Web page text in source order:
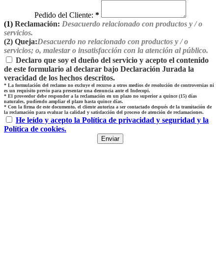
Pedido del Cliente: *
(1) Reclamación: Desacuerdo relacionado con productos y / o
servicios.
(2) Queja:Desacuerdo no relacionado con productos y / o
servicios; o, malestar o insatisfacción con la atención al público.
Declaro que soy el dueño del servicio y acepto el contenido
de este formulario al declarar bajo Declaración Jurada la
veracidad de los hechos descritos.
* La formulación del reclamo no excluye el recurso a otros medios de resolución de controversias ni
es un requisito previo para presentar una denuncia ante el Indecopi.
* El proveedor debe responder a la reclamación en un plazo no superior a quince (15) días
naturales, pudiendo ampliar el plazo hasta quince días.
* Con la firma de este documento, el cliente autoriza a ser contactado después de la tramitación de
la reclamación para evaluar la calidad y satisfacción del proceso de atención de reclamaciones.
He leído y acepto la Política de privacidad y seguridad y la
Política de cookies.